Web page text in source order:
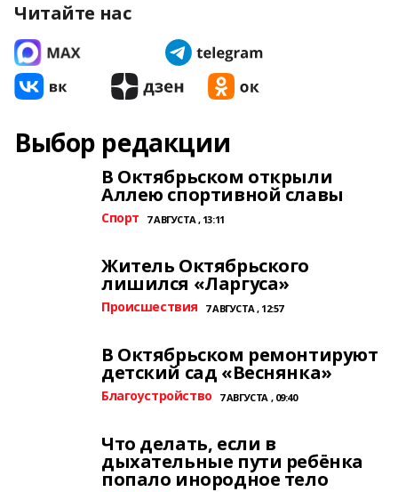
Читайте нас
Выбор редакции
В Октябрьском открыли
Аллею спортивной славы
Спорт 7 АВГУСТА , 13:11
Житель Октябрьского
лишился «Ларгуса»
Происшествия 7 АВГУСТА , 12:57
В Октябрьском ремонтируют
детский сад «Веснянка»
Благоустройство 7 АВГУСТА , 09:40
Что делать, если в
дыхательные пути ребёнка
попало инородное тело